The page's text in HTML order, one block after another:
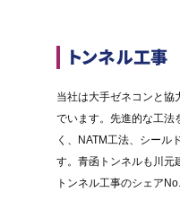
トンネル工事
当社は大手ゼネコンと協
でいます。先進的な工法
く、NATM工法、シール
す。青函トンネルも川元
トンネル工事のシェア